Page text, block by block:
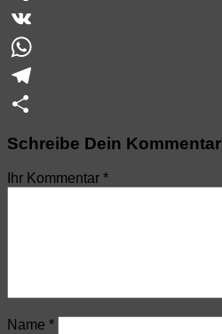
XING
VK
WhatsApp
Telegram
Schreibe Dein Kommentar
Ihr Kommentar *
Name *